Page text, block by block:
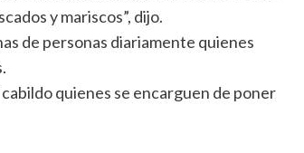
y mariscos”, dijo.
de personas diariamente quienes
quienes se encarguen de poner